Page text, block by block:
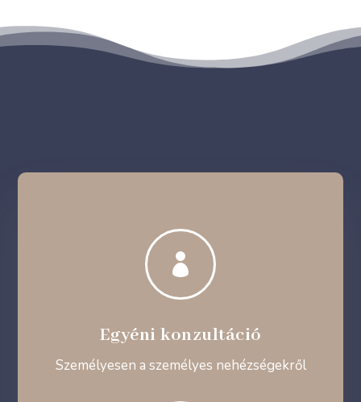

Egyéni konzultáció
Személyesen a személyes nehézségekről